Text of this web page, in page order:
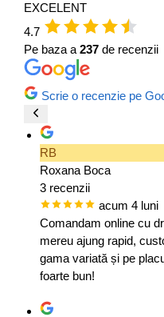
EXCELENT
4.7
Pe baza a237 de recenzii
Scrie o recenzie pe
RB
Roxana Boca
3 recenzii
acum 4 luni
Comandam online cu
mereu ajung rapid,
gama variată și pe
foarte bun!